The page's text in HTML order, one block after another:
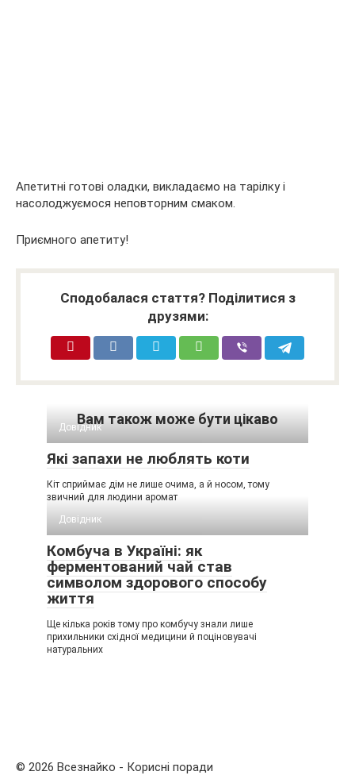
Апетитні готові оладки, викладаємо на тарілку і
насолоджуємося неповторним смаком.
Приємного апетиту!
Сподобалася стаття? Поділитися з
друзями:
Вам також може бути цікаво
Довідник
Які запахи не люблять коти
Кіт сприймає дім не лише очима, а й носом, тому
звичний для людини аромат
Довідник
Комбуча в Україні: як
ферментований чай став
символом здорового способу
життя
Ще кілька років тому про комбучу знали лише
прихильники східної медицини й поціновувачі
натуральних
© 2026 Всезнайко - Корисні поради